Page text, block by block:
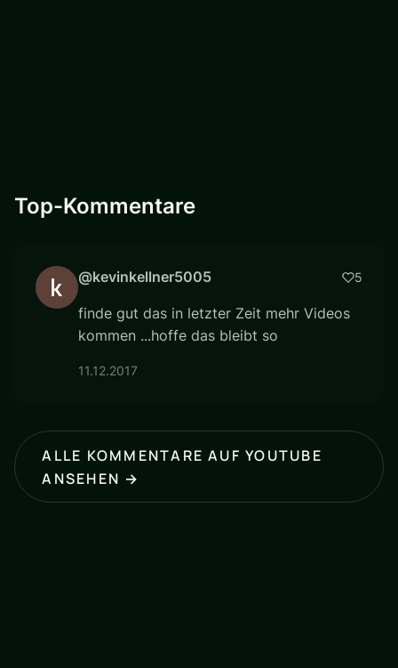
Top-Kommentare
@kevinkellner5005 5
finde gut das in letzter Zeit mehr Videos
kommen ...hoffe das bleibt so
11.12.2017
ALLE KOMMENTARE AUF YOUTUBE
ANSEHEN →